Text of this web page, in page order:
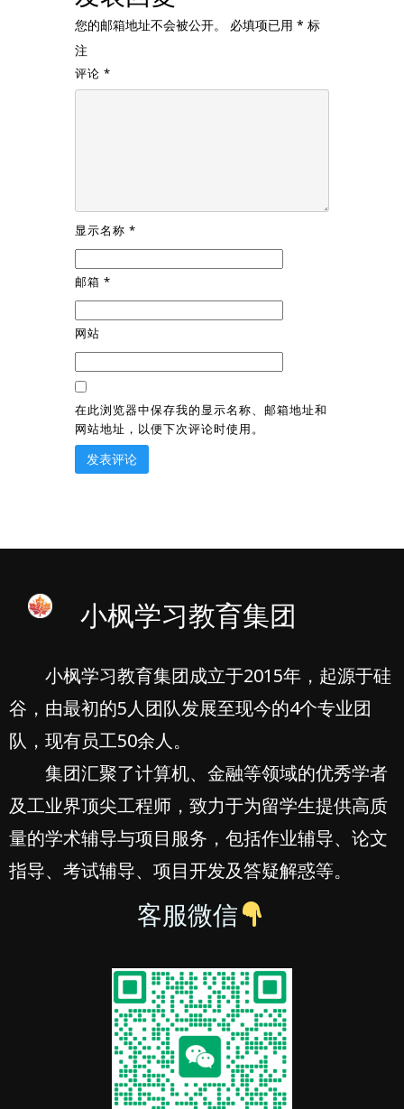
您的邮箱地址不会被公开。 必填项已用 * 标
注
评论 *
显示名称 *
邮箱 *
网站
在此浏览器中保存我的显示名称、邮箱地址和
网站地址，以便下次评论时使用。
小枫学习教育集团
小枫学习教育集团成立于2015年，起源于硅
谷，由最初的5人团队发展至现今的4个专业团
队，现有员工50余人。
集团汇聚了计算机、金融等领域的优秀学者
及工业界顶尖工程师，致力于为留学生提供高质
量的学术辅导与项目服务，包括作业辅导、论文
指导、考试辅导、项目开发及答疑解惑等。
客服微信